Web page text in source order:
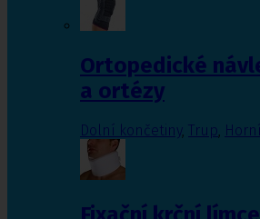
Ortopedické
a ortézy
Dolní končetiny, Trup,